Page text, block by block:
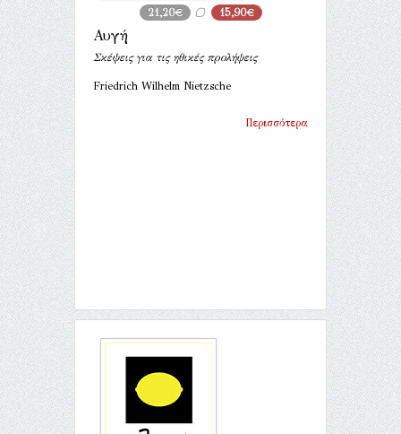
21,20€ 15,90€
Αυγή
Σκέψεις για τις ηθικές προλήψεις
Friedrich Wilhelm Nietzsche
Περισσότερα